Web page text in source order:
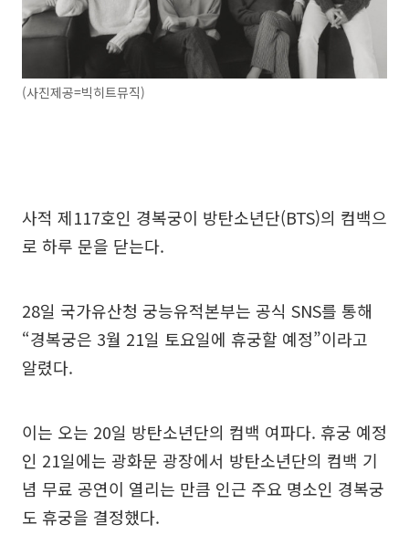
(사진제공=빅히트뮤직)
사적 제117호인 경복궁이 방탄소년단(BTS)의 컴백으
로 하루 문을 닫는다.
28일 국가유산청 궁능유적본부는 공식 SNS를 통해
“경복궁은 3월 21일 토요일에 휴궁할 예정”이라고
알렸다.
이는 오는 20일 방탄소년단의 컴백 여파다. 휴궁 예정
인 21일에는 광화문 광장에서 방탄소년단의 컴백 기
념 무료 공연이 열리는 만큼 인근 주요 명소인 경복궁
도 휴궁을 결정했다.